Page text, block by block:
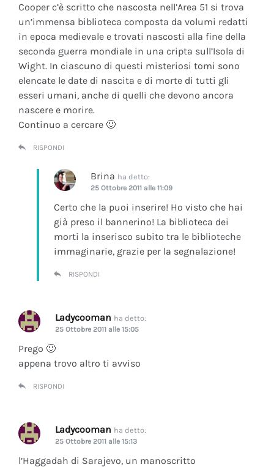
Cooper c’è scritto che nascosta nell’Area 51 si trova
un’immensa biblioteca composta da volumi redatti
in epoca medievale e trovati nascosti alla fine della
seconda guerra mondiale in una cripta sull’Isola di
Wight. In ciascuno di questi misteriosi tomi sono
elencate le date di nascita e di morte di tutti gli
esseri umani, anche di quelli che devono ancora
nascere e morire.
Continuo a cercare 🙂
RISPONDI
Brina ha detto:
25 Ottobre 2011 alle 11:09
Certo che la puoi inserire! Ho visto che hai
già preso il bannerino! La biblioteca dei
morti la inserisco subito tra le biblioteche
immaginarie, grazie per la segnalazione!
RISPONDI
Ladycooman ha detto:
25 Ottobre 2011 alle 15:05
Prego 🙂
appena trovo altro ti avviso
RISPONDI
Ladycooman ha detto:
25 Ottobre 2011 alle 15:13
l’Haggadah di Sarajevo, un manoscritto